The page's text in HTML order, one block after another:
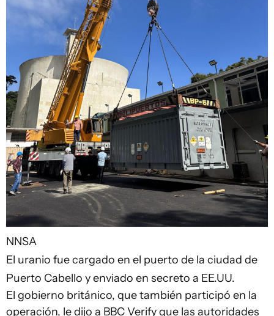
NNSA
El uranio fue cargado en el puerto de la ciudad de
Puerto Cabello y enviado en secreto a EE.UU.
El gobierno británico, que también participó en la
operación, le dijo a BBC Verify que las autoridades